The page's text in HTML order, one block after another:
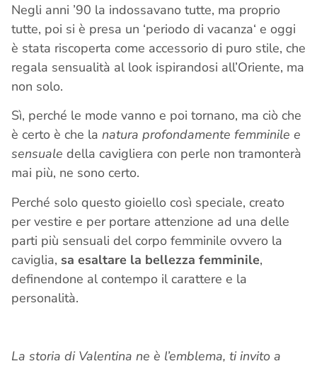
Negli anni ’90 la indossavano tutte, ma proprio
tutte, poi si è presa un ‘periodo di vacanza‘ e oggi
è stata riscoperta come accessorio di puro stile, che
regala sensualità al look ispirandosi all’Oriente, ma
non solo.
Sì, perché le mode vanno e poi tornano, ma ciò che
è certo è che la natura profondamente femminile e
sensuale della cavigliera con perle non tramonterà
mai più, ne sono certo.
Perché solo questo gioiello così speciale, creato
per vestire e per portare attenzione ad una delle
parti più sensuali del corpo femminile ovvero la
caviglia, sa esaltare la bellezza femminile,
definendone al contempo il carattere e la
personalità.
La storia di Valentina ne è l’emblema, ti invito a